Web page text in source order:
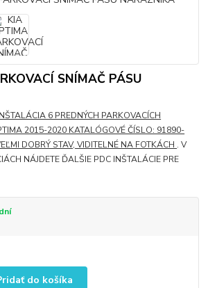
SNÍMAČ PÁSU
6 PREDNÝCH PARKOVACÍCH
2015-2020 KATALÓGOVÉ ČÍSLO: 91890-
DOBRÝ STAV, VIDITELNÉ NA FOTKÁCH . V
NÁJDETE ĎALŠIE PDC INŠTALÁCIE PRE
do košíka